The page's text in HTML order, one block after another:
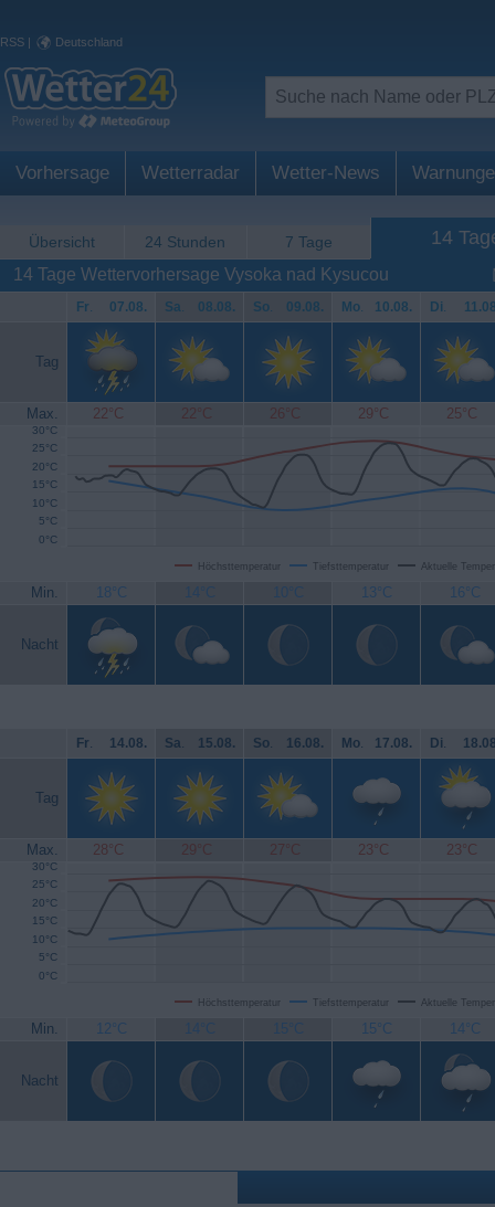
RSS | Deutschland
Vorhersage Wetterradar Wetter-News
Übersicht 24 Stunden 7 Tage 14
14 Tage Wettervorhersage Vysoka nad Kysucou
Fr. 07.08. Sa. 08.08. So. 09.08. Mo. 10.08. Di.
Tag
Max. 22°C 22°C 26°C 29°C 25°C
Höchsttemperatur Tiefsttemperatur Aktuelle
0°C
5°C
10°C
15°C
20°C
25°C
30°C
Min. 18°C 14°C 10°C 13°C 16°C
Nacht
Fr. 14.08. Sa. 15.08. So. 16.08. Mo. 17.08. Di.
Tag
Max. 28°C 29°C 27°C 23°C 23°C
Höchsttemperatur Tiefsttemperatur Aktuelle
0°C
5°C
10°C
15°C
20°C
25°C
30°C
Min. 12°C 14°C 15°C 15°C 14°C
Nacht